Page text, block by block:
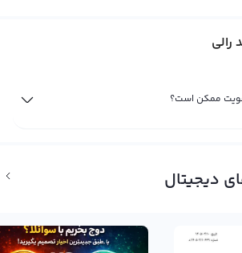
شما کمک می‌کند تا در تصمیم‌گیری‌های خود مطمئن‌تر
سود یا زیان شما نهایی می‌شود که شما به
فاندامنتال از شرایط بازار خبر دارید، می‌توانید با
رالی
هویت ممکن است؟
دیجیتال